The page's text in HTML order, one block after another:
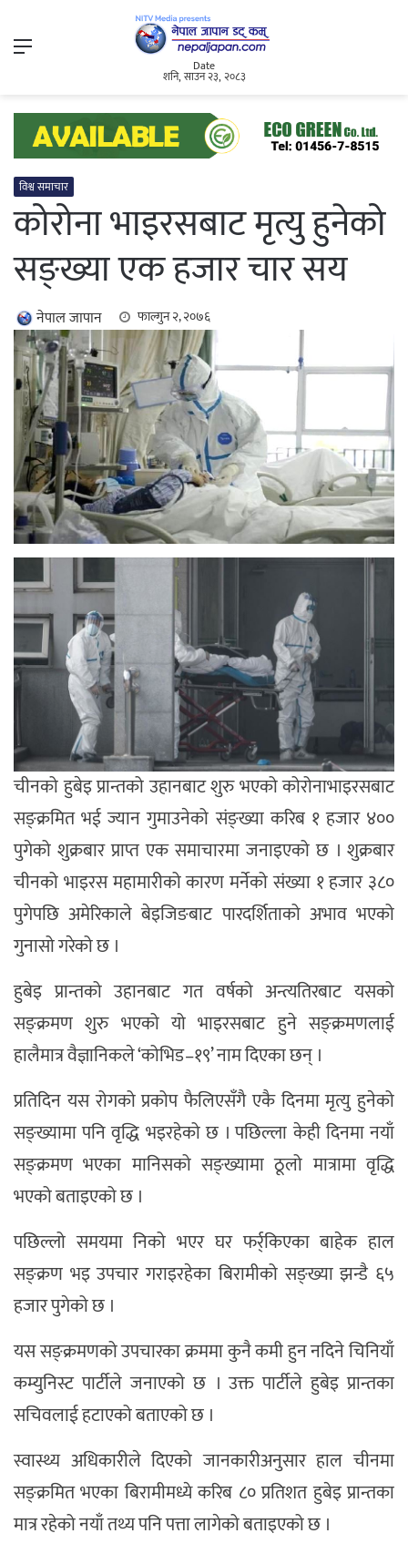
Menu
Date
शनि, साउन २३, २०८३
विश्व समाचार
कोरोना भाइरसबाट मृत्यु हुनेको
सङ्ख्या एक हजार चार सय
नेपाल जापान फाल्गुन २, २०७६
चीनको हुबेइ प्रान्तको उहानबाट शुरु भएको कोरोनाभाइरसबाट
सङ्क्रमित भई ज्यान गुमाउनेको संङ्ख्या करिब १ हजार ४००
पुगेको शुक्रबार प्राप्त एक समाचारमा जनाइएको छ । शुक्रबार
चीनको भाइरस महामारीको कारण मर्नेको संख्या १ हजार ३८०
पुगेपछि अमेरिकाले बेइजिङबाट पारदर्शिताको अभाव भएको
गुनासो गरेको छ ।
हुबेइ प्रान्तको उहानबाट गत वर्षको अन्त्यतिरबाट यसको
सङ्क्रमण शुरु भएको यो भाइरसबाट हुने सङ्क्रमणलाई
हालैमात्र वैज्ञानिकले ‘कोभिड–१९’ नाम दिएका छन् ।
प्रतिदिन यस रोगको प्रकोप फैलिएसँगै एकै दिनमा मृत्यु हुनेको
सङ्ख्यामा पनि वृद्धि भइरहेको छ । पछिल्ला केही दिनमा नयाँ
सङ्क्रमण भएका मानिसको सङ्ख्यामा ठूलो मात्रामा वृद्धि
भएको बताइएको छ ।
पछिल्लो समयमा निको भएर घर फर्र्किएका बाहेक हाल
सङ्क्रण भइ उपचार गराइरहेका बिरामीको सङ्ख्या झन्डै ६५
हजार पुगेको छ ।
यस सङ्क्रमणको उपचारका क्रममा कुनै कमी हुन नदिने चिनियाँ
कम्युनिस्ट पार्टीले जनाएको छ । उक्त पार्टीले हुबेइ प्रान्तका
सचिवलाई हटाएको बताएको छ ।
स्वास्थ्य अधिकारीले दिएको जानकारीअनुसार हाल चीनमा
सङ्क्रमित भएका बिरामीमध्ये करिब ८० प्रतिशत हुबेइ प्रान्तका
मात्र रहेको नयाँ तथ्य पनि पत्ता लागेको बताइएको छ ।